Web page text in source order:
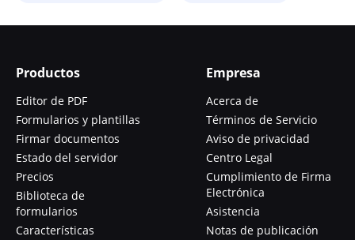
Productos
Editor de PDF
Formularios y plantillas
Firmar documentos
Estado del servidor
Precios
Biblioteca de
formularios
Características
Empresa
Acerca de
Términos de Servicio
Aviso de privacidad
Centro Legal
Cumplimiento de Firma
Electrónica
Asistencia
Notas de publicación